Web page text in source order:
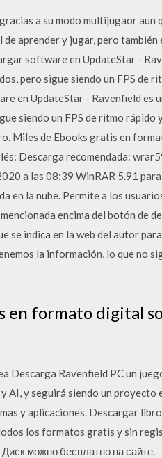
a su modo multijugaor aun
aprender y jugar, pero también
software en UpdateStar -
pero sigue siendo un FPS de
en UpdateStar - Ravenfield es
siendo un FPS de ritmo rápido
Miles de Ebooks gratis en
Descarga recomendada:
a las 08:39 WinRAR 5.91
en la nube. Permite a los
encima del botón de
se indica en la web del autor
la información, lo que no
en formato digital
Descarga Ravenfield PC un
AI, y seguirá siendo un proyecto
y aplicaciones. Descargar
los formatos gratis y sin
можно бесплатно на сайте.